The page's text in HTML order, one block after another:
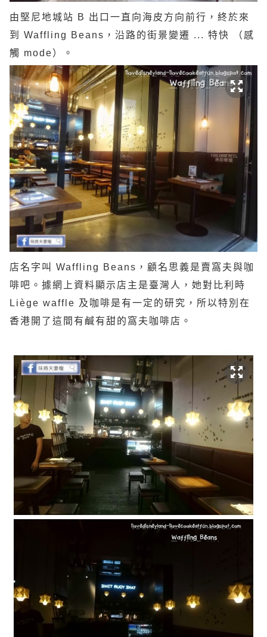
由堅尼地城站 B 出口一直向海皮方向前行，終於來
到 Waffling Beans，沿路的街景變遷 ... 特快 （感
觸 mode）。
店名字叫 Waffling Beans，顧名思義是賣窩夫與咖
啡吧。據網上資料顯示店主是臺灣人，她對比利時
Liège waffle 及咖啡是有一定的研究，所以特別在
香港開了這間有鹹有甜的窩夫咖啡店。